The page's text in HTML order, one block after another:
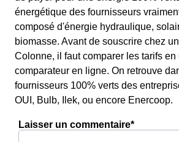
énergétique des fournisseurs
composé d'énergie hydraulique,
biomasse. Avant de souscrire chez
Colonne, il faut comparer les tarifs en
comparateur en ligne. On retrouve
fournisseurs 100% verts des
OUI, Bulb, Ilek, ou encore Enercoop.
Laisser un commentaire*